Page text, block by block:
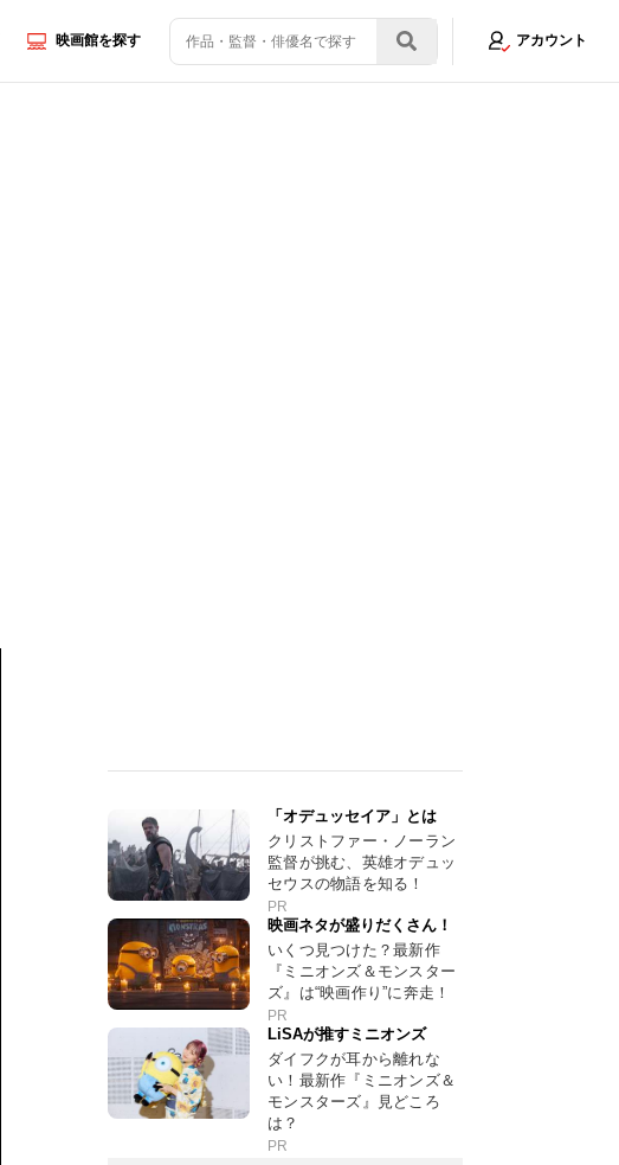
映画館を探す アカウント
「オデュッセイア」とは
クリストファー・ノーラン
監督が挑む、英雄オデュッ
セウスの物語を知る！
PR
映画ネタが盛りだくさん！
いくつ見つけた？最新作
『ミニオンズ＆モンスター
ズ』は“映画作り”に奔走！
PR
LiSAが推すミニオンズ
ダイフクが耳から離れな
い！最新作『ミニオンズ＆
モンスターズ』見どころ
は？
PR